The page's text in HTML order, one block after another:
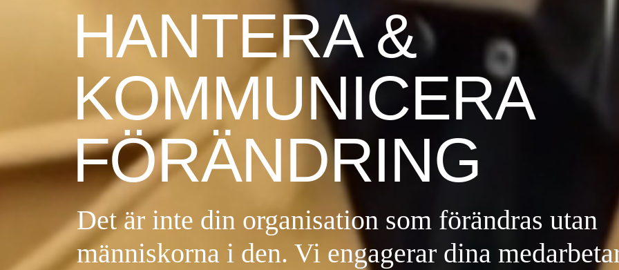
HANTERA &
KOMMUNICERA
FÖRÄNDRING
Det är inte din organisation som förändras utan
människorna i den. Vi engagerar dina